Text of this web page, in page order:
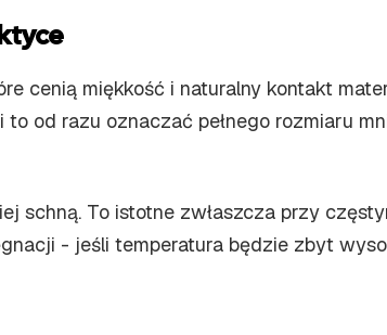
cenią miękkość i naturalny kontakt
od razu oznaczać pełnego rozmiaru
To istotne zwłaszcza przy
- jeśli temperatura będzie zbyt